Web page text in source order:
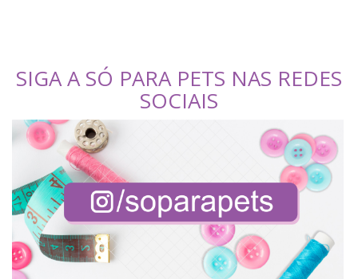
SIGA A SÓ PARA PETS NAS REDES
SOCIAIS